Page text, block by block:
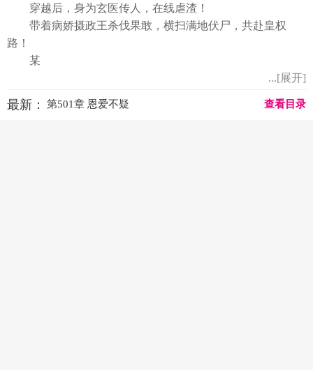
穿越后，身为玄医传人，在线虐渣！
带着病娇摄政王杀伐果敢，横扫满地伏尸，共赴皇权
路！
某
...[展开]
最新： 第501章 恩爱不疑 查看目录